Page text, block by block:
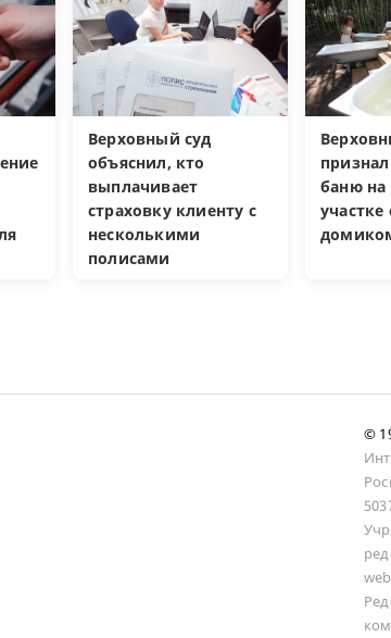
Верховный суд
объяснил, кто
выплачивает
страховку клиенту с
несколькими
полисами
баню на
©